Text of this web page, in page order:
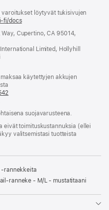
löytyvät tukisivujen
fi/docs(avautuu
ikkunaan)
Cupertino, CA 95014,
Limited, Hollyhill
käytettyjen akkujen
suojavarusteena.
eivät toimitus­kustannuksia (ellei
valitsemistasi tuotteista
‑rannekkeita
ranneke - M/L - mustatitaani